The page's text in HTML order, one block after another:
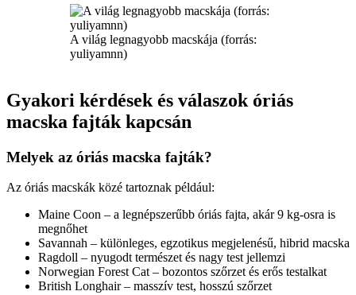
A világ legnagyobb macskája (forrás:
yuliyamnn)
Gyakori kérdések és válaszok óriás
macska fajták kapcsán
Melyek az óriás macska fajták?
Az óriás macskák közé tartoznak például:
Maine Coon – a legnépszerűbb óriás fajta, akár 9 kg-osra is
megnőhet
Savannah – különleges, egzotikus megjelenésű, hibrid macska
Ragdoll – nyugodt természet és nagy test jellemzi
Norwegian Forest Cat – bozontos szőrzet és erős testalkat
British Longhair – masszív test, hosszú szőrzet